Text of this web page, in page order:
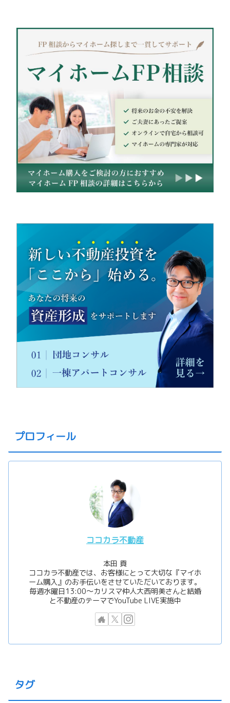
プロフィール
ココカラ不動産
本田 貢
ココカラ不動産では、お客様にとって大切な『マイホ
ーム購入』のお手伝いをさせていただいております。
毎週水曜日13:00〜カリスマ仲人大西明美さんと結婚
と不動産のテーマでYouTube LIVE実施中
タグ